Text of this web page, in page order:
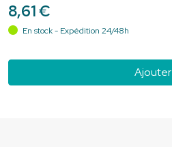
8,61€
En stock - Expédition 24/48h
Ajouter